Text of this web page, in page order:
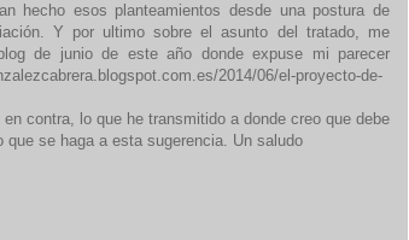
hecho esos planteamientos desde una postura de
Y por ultimo sobre el asunto del tratado, me
de junio de este año donde expuse mi parecer
2014/06/el-proyecto-de-
contra, lo que he transmitido a donde creo que debe
que se haga a esta sugerencia. Un saludo